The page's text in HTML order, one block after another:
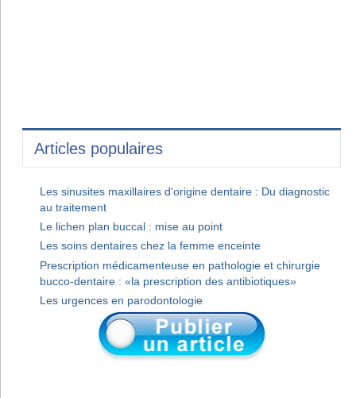
Articles populaires
Les sinusites maxillaires d'origine dentaire : Du diagnostic
au traitement
Le lichen plan buccal : mise au point
Les soins dentaires chez la femme enceinte
Prescription médicamenteuse en pathologie et chirurgie
bucco-dentaire : «la prescription des antibiotiques»
Les urgences en parodontologie